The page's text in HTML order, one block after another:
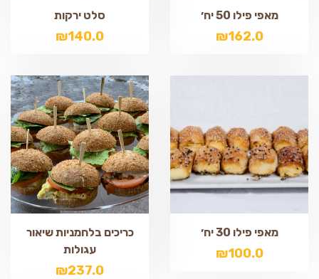
מאפי פילו 50 יח׳
₪162.0
סלט ירקות
₪140.0
מאפי פילו 30 יח׳
₪100.0
כריכים בלחמניות שיאור
עגולות
₪237.0